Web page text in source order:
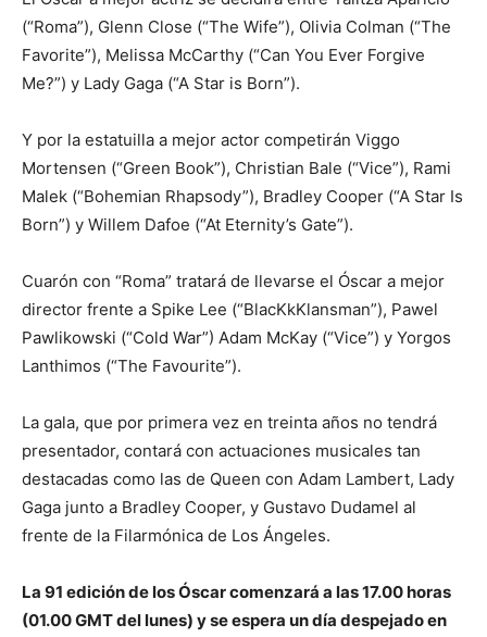
(“Roma”), Glenn Close (“The Wife”), Olivia Colman (“The
Favorite”), Melissa McCarthy (“Can You Ever Forgive
Me?”) y Lady Gaga (“A Star is Born”).
Y por la estatuilla a mejor actor competirán Viggo
Mortensen (“Green Book”), Christian Bale (“Vice”), Rami
Malek (“Bohemian Rhapsody”), Bradley Cooper (“A Star Is
Born”) y Willem Dafoe (“At Eternity’s Gate”).
Cuarón con “Roma” tratará de llevarse el Óscar a mejor
director frente a Spike Lee (“BlacKkKlansman”), Pawel
Pawlikowski (“Cold War”) Adam McKay (“Vice”) y Yorgos
Lanthimos (“The Favourite”).
La gala, que por primera vez en treinta años no tendrá
presentador, contará con actuaciones musicales tan
destacadas como las de Queen con Adam Lambert, Lady
Gaga junto a Bradley Cooper, y Gustavo Dudamel al
frente de la Filarmónica de Los Ángeles.
La 91 edición de los Óscar comenzará a las 17.00 horas
(01.00 GMT del lunes) y se espera un día despejado en